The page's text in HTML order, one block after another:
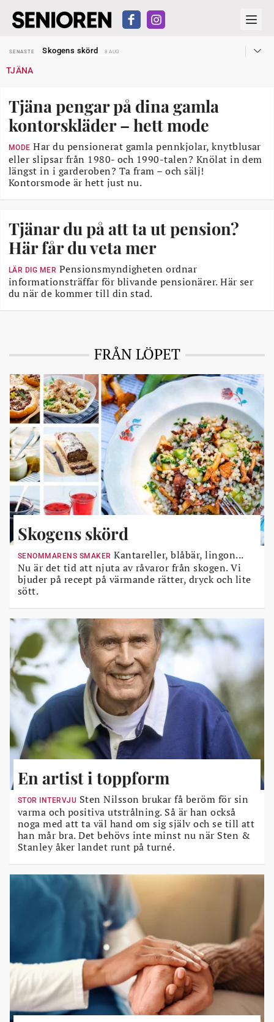
SENASTE
Skogens skörd
8 AUG
SENASTE
SENASTE
Snart kan telefonförsäljning förbjudas i Sverige
SENASTE
Hyror rusar ifrån äldres bostadstillägg
28 JUL
SENASTE
Skogens skörd 8 AUG
TJÄNA
Tjäna pengar på dina gamla
kontorskläder – hett mode
MODE Har du pensionerat gamla pennkjolar, knytblusar
eller slipsar från 1980- och 1990-talen? Knölat in dem
längst in i garderoben? Ta fram – och sälj!
Kontorsmode är hett just nu.
Tjänar du på att ta ut pension?
Här får du veta mer
LÄR DIG MER Pensionsmyndigheten ordnar
informationsträffar för blivande pensionärer. Här ser
du när de kommer till din stad.
FRÅN LÖPET
Skogens skörd
SENOMMARENS SMAKER Kantareller, blåbär, lingon...
Nu är det tid att njuta av råvaror från skogen. Vi
bjuder på recept på värmande rätter, dryck och lite
sött.
En artist i toppform
STOR INTERVJU Sten Nilsson brukar få beröm för sin
varma och positiva utstrålning. Så är han också
noga med att ta väl hand om sig själv och se till att
han mår bra. Det behövs inte minst nu när Sten &
Stanley åker landet runt på turné.